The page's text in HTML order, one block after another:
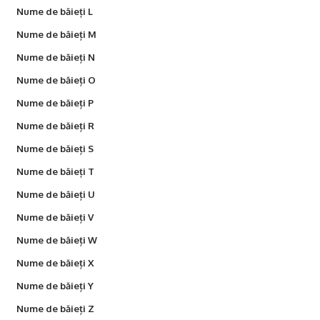
Nume de băieți L
Nume de băieți M
Nume de băieți N
Nume de băieți O
Nume de băieți P
Nume de băieți R
Nume de băieți S
Nume de băieți T
Nume de băieți U
Nume de băieți V
Nume de băieți W
Nume de băieți X
Nume de băieți Y
Nume de băieți Z